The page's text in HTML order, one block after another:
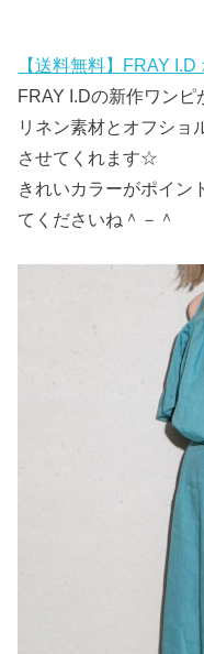
【送料無料】FRAY
FRAY I.Dの新作ワンピ
リネン素材とオフショ
させてくれます☆
きれいカラーがポイン
てくださいね＾－＾